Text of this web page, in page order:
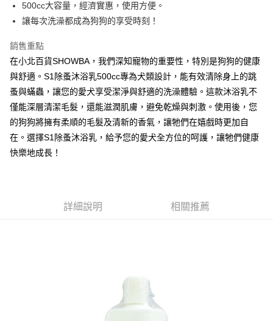
Google Pay
相關說明
【關於「AFTEE先享後付」】
AFTEE先享後付是「在收到商品之後才付款」的支付方式。 讓您購物簡單
便利好安心！
１．簡單：不需註冊會員、不需綁卡、不需儲值。
２．便利：只要手機號碼，簡訊認證，即可結帳。
【「AFTEE先享後付」結帳流程】
１．於結帳方式選擇「AFTEE先享後付」後，將跳轉至「AFTEE先享後付」
結帳頁面，進行簡訊認證並確認金額後，即可完成結帳。
※ 請注意：結帳手續完成當下不需立刻繳費，但若您需要取消訂單，請聯絡
１．透過由恩沛科技股份有限公司提供之「AFTEE先享後付」服務完成之交
易，需依本服務之必要範圍內提供個人資料，並將交易相關給付款項請求債
權轉讓予恩沛科技股份有限公司。
全家取貨付款
每筆NT$60，滿NT$599(含以上)免運費
付款後全家取貨
每筆NT$60，滿NT$599(含以上)免運費
每筆NT$120，滿NT$899(含以上)免運費
500cc大容量，經濟實惠，使用方便。
讓每次洗澡都成為狗狗的享受時刻！
銷售重點
在小北百貨SHOWBA，我們深知寵物的重要性，特別是狗狗的健康
與舒適。S1除蚤沐浴乳500cc專為犬類設計，能有效清除身上的跳
蚤與蟎蟲，讓您的愛犬享受潔淨與舒適的洗澡體驗。這款沐浴乳不
僅能深層清潔毛髮，還能滋潤肌膚，避免乾燥與刺激。使用後，您
的狗狗將擁有柔順的毛髮及清新的香氣，讓牠們在嬉戲時更加自
在。選擇S1除蚤沐浴乳，給予您的愛犬全方位的呵護，讓牠們健康
快樂地成長！
詳細說明 相關推薦